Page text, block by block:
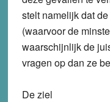
stelt namelijk dat
(waarvoor de
waarschijnlijk de
vragen op dan ze
De ziel